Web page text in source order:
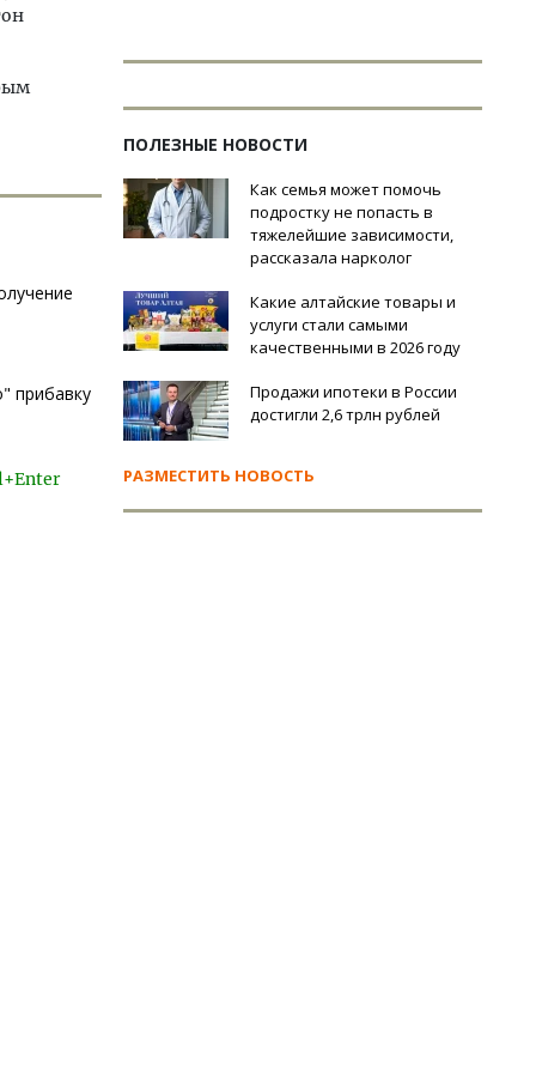
прибавку
ПОЛЕЗНЫЕ НОВОСТИ
Как семья может помочь
подростку не попасть в
тяжелейшие зависимости,
рассказала нарколог
Какие алтайские товары и
услуги стали самыми
качественными в 2026 году
Продажи ипотеки в России
достигли 2,6 трлн рублей
РАЗМЕСТИТЬ НОВОСТЬ